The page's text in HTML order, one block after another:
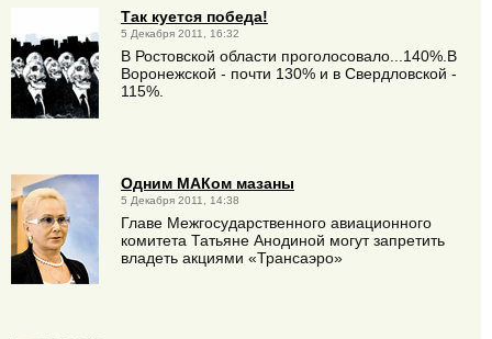
Так куется победа!
5 Декабря 2011, 16:32
В Ростовской области проголосовало...140%.В
Воронежской - почти 130% и в Свердловской -
115%.
Одним МАКом мазаны
5 Декабря 2011, 14:38
Главе Межгосударственного авиационного
комитета Татьяне Анодиной могут запретить
владеть акциями «Трансаэро»